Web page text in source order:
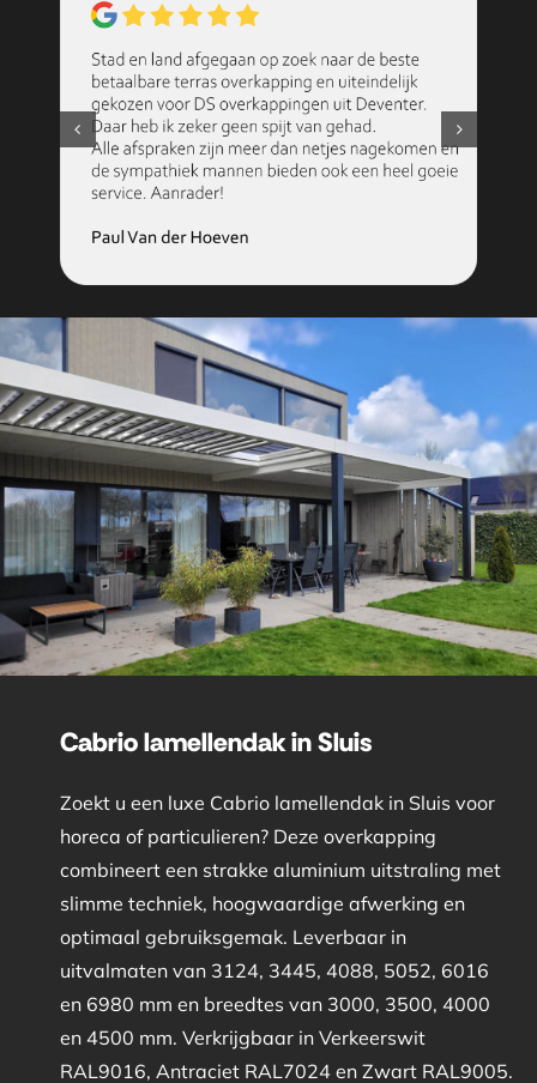
Cabrio lamellendak in Sluis
Zoekt u een luxe Cabrio lamellendak in Sluis voor
horeca of particulieren? Deze overkapping
combineert een strakke aluminium uitstraling met
slimme techniek, hoogwaardige afwerking en
optimaal gebruiksgemak. Leverbaar in
uitvalmaten van 3124, 3445, 4088, 5052, 6016
en 6980 mm en breedtes van 3000, 3500, 4000
en 4500 mm. Verkrijgbaar in Verkeerswit
RAL9016, Antraciet RAL7024 en Zwart RAL9005.